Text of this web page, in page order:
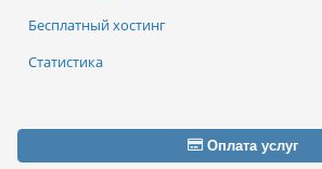
Бесплатный хостинг
Статистика
Оплата услуг